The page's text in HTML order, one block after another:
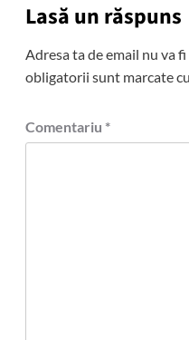
Lasă un răspuns
Adresa ta de email nu va
obligatorii sunt marcate cu
Comentariu *